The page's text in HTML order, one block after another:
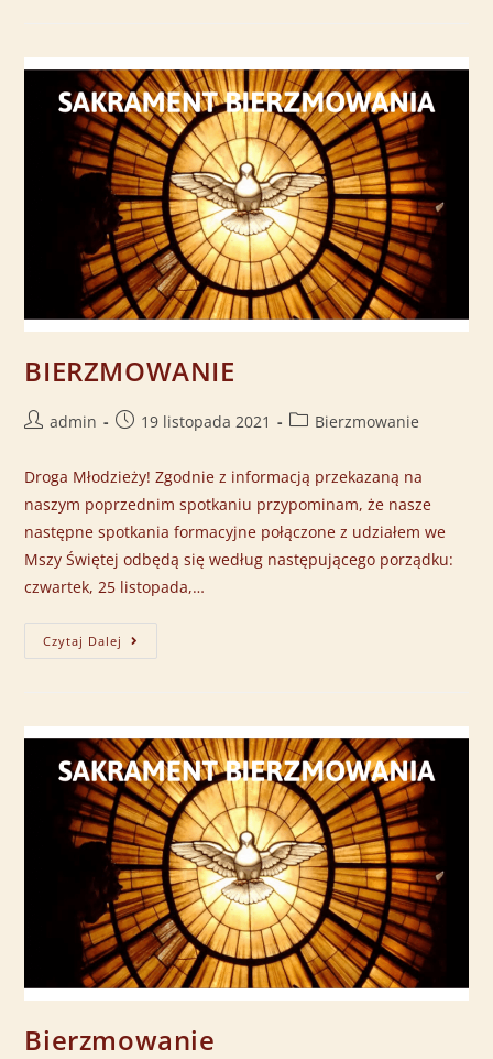
BIERZMOWANIE
admin 19 listopada 2021 Bierzmowanie
Droga Młodzieży! Zgodnie z informacją przekazaną na
naszym poprzednim spotkaniu przypominam, że nasze
następne spotkania formacyjne połączone z udziałem we
Mszy Świętej odbędą się według następującego porządku:
czwartek, 25 listopada,…
Czytaj Dalej
Bierzmowanie